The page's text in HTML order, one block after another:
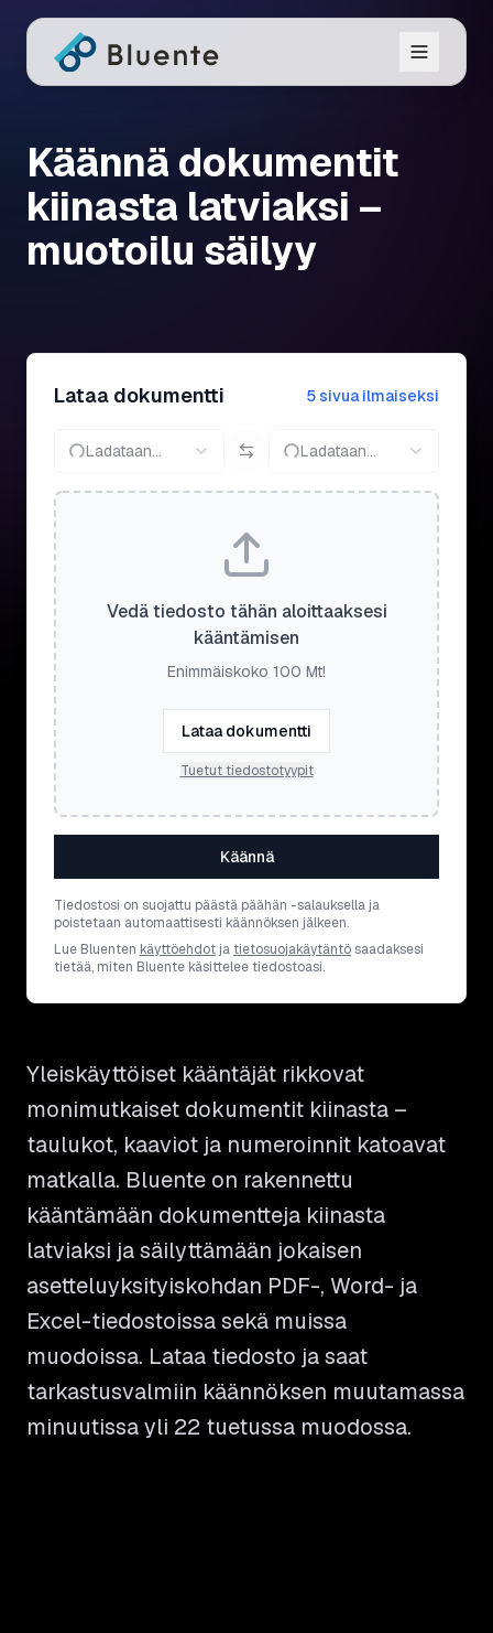
Käännä dokumentit
kiinasta latviaksi –
muotoilu säilyy
Lataa dokumentti 5 sivua ilmaiseksi
Ladataan... Ladataan...
Vedä tiedosto tähän aloittaaksesi
kääntämisen
Enimmäiskoko 100 Mt!
Lataa dokumentti
Tuetut tiedostotyypit
Käännä
Tiedostosi on suojattu päästä päähän -salauksella ja
poistetaan automaattisesti käännöksen jälkeen.
Lue Bluenten käyttöehdot ja tietosuojakäytäntösaadaksesi
tietää, miten Bluente käsittelee tiedostoasi.
Yleiskäyttöiset kääntäjät rikkovat
monimutkaiset dokumentit kiinasta –
taulukot, kaaviot ja numeroinnit katoavat
matkalla. Bluente on rakennettu
kääntämään dokumentteja kiinasta
latviaksi ja säilyttämään jokaisen
asetteluyksityiskohdan PDF-, Word- ja
Excel-tiedostoissa sekä muissa
muodoissa. Lataa tiedosto ja saat
tarkastusvalmiin käännöksen muutamassa
minuutissa yli 22 tuetussa muodossa.